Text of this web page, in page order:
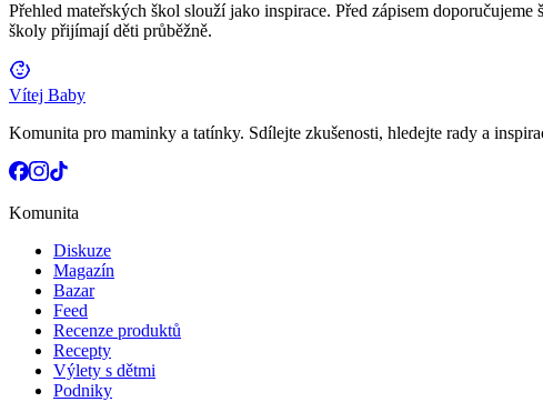
Přehled mateřských škol slouží jako inspirace. Před zápisem
školy přijímají děti průběžně.
Vítej Baby
Komunita pro maminky a tatínky. Sdílejte zkušenosti, hledejte rady a
Komunita
Diskuze
Magazín
Bazar
Feed
Recenze produktů
Recepty
Výlety s dětmi
Podniky